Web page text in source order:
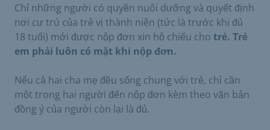
Chỉ những người có quyền nuôi dưỡng và quyết định
nơi cư trú của trẻ vị thành niên (tức là trước khi đủ
18 tuổi) mới được nộp đơn xin hộ chiếu cho trẻ. Trẻ
em phải luôn có mặt khi nộp đơn.
Nếu cả hai cha mẹ đều sống chung với trẻ, chỉ cần
một trong hai người đến nộp đơn kèm theo văn bản
đồng ý của người còn lại là đủ.